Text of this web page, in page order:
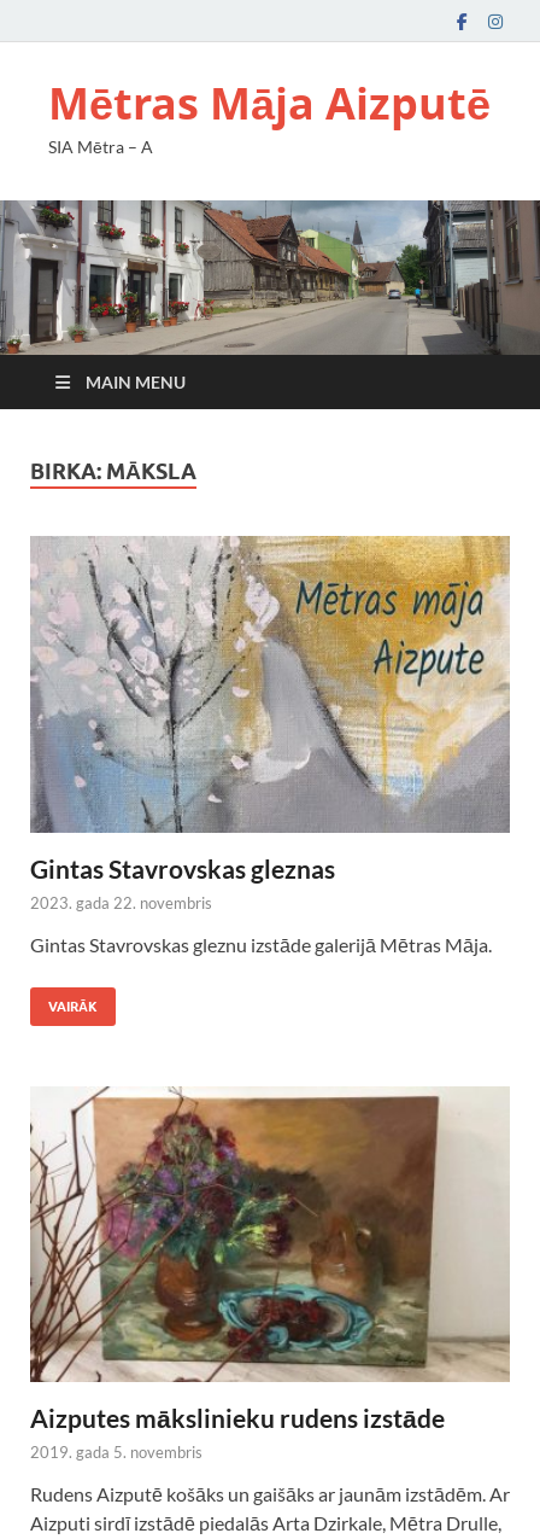
Mētras Māja Aizputē
SIA Mētra – A
MAIN MENU
BIRKA: MĀKSLA
Gintas Stavrovskas gleznas
2023. gada 22. novembris
Gintas Stavrovskas gleznu izstāde galerijā Mētras Māja.
VAIRĀK
Aizputes mākslinieku rudens izstāde
2019. gada 5. novembris
Rudens Aizputē košāks un gaišāks ar jaunām izstādēm. Ar
Aizputi sirdī izstādē piedalās Arta Dzirkale, Mētra Drulle,